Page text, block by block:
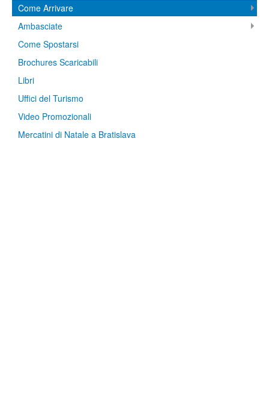
Come Arrivare
Ambasciate
Come Spostarsi
Brochures Scaricabili
Libri
Uffici del Turismo
Video Promozionali
Mercatini di Natale a Bratislava